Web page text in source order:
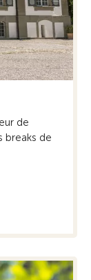
de
breaks de